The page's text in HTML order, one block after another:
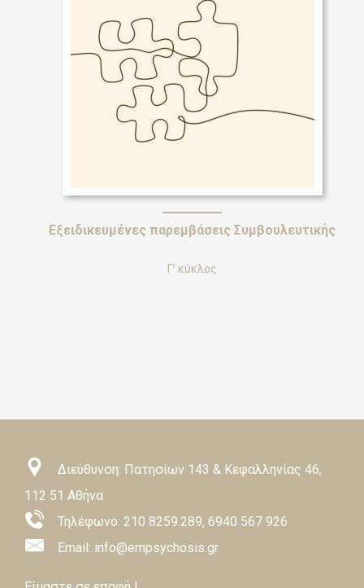
Εξειδικευμένες παρεμβάσεις Συμβουλευτικής
Γ’ κύκλος
Διεύθυνση: Πατησίων 143 & Κεφαλληνίας 46,
112 51 Αθήνα
Τηλέφωνο: 210 8259.289, 6940 567 926
Email: info@empsychosis.gr